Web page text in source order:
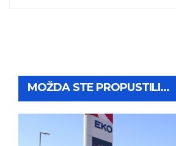
MOŽDA STE PROPUSTILI...